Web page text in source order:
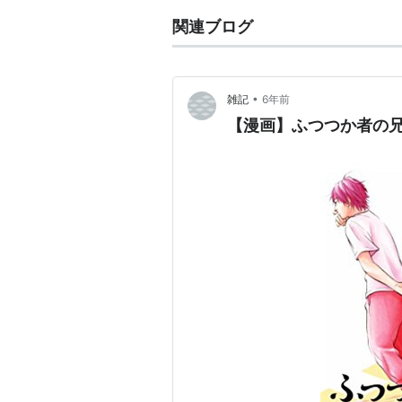
関連ブログ
雑記 • 6年前
【漫画】ふつつか者の